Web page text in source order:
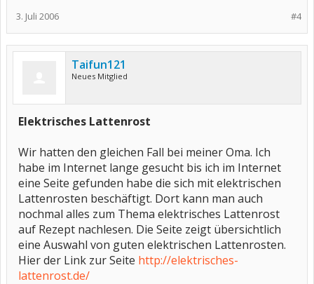
#4
3. Juli 2006
Taifun121
Neues Mitglied
Elektrisches Lattenrost
Wir hatten den gleichen Fall bei meiner Oma. Ich
habe im Internet lange gesucht bis ich im Internet
eine Seite gefunden habe die sich mit elektrischen
Lattenrosten beschäftigt. Dort kann man auch
nochmal alles zum Thema elektrisches Lattenrost
auf Rezept nachlesen. Die Seite zeigt übersichtlich
eine Auswahl von guten elektrischen Lattenrosten.
Hier der Link zur Seite http://elektrisches-
lattenrost.de/